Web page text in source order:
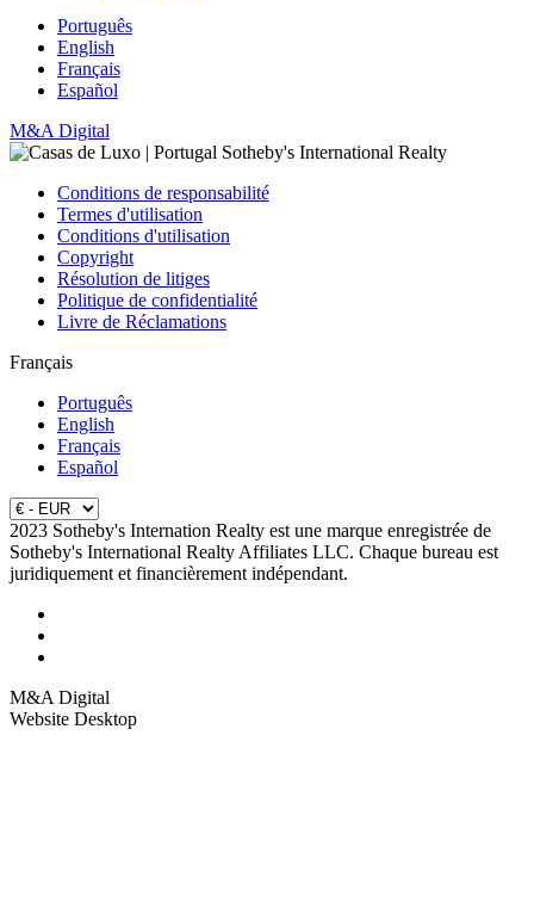
Português
English
Français
Español
M&A Digital
Conditions de responsabilité
Termes d'utilisation
Conditions d'utilisation
Copyright
Résolution de litiges
Politique de confidentialité
Livre de Réclamations
Français
Português
English
Français
Español
2023 Sotheby's Internation Realty est une marque enregistrée de
Sotheby's International Realty Affiliates LLC. Chaque bureau est
juridiquement et financièrement indépendant.
M&A Digital
Website Desktop